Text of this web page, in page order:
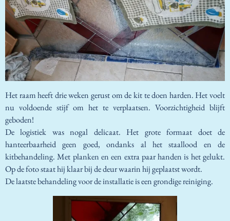
Het raam heeft drie weken gerust om de kit te doen harden. Het voelt
nu voldoende stijf om het te verplaatsen. Voorzichtigheid blijft
geboden!
De logistiek was nogal delicaat. Het grote formaat doet de
hanteerbaarheid geen goed, ondanks al het staallood en de
kitbehandeling. Met planken en een extra paar handen is het gelukt.
Op de foto staat hij klaar bij de deur waarin hij geplaatst wordt.
De laatste behandeling voor de installatie is een grondige reiniging.